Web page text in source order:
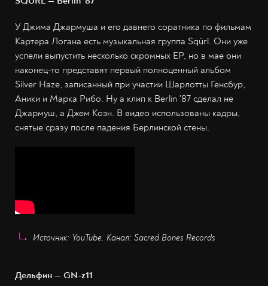
У Джима Джармуша и его давнего соратника по фильмам
Картера Логана есть музыкальная группа Sqürl. Они уже
успели выпустить несколько скромных EP, но в мае они
наконец-то представят первый полноценный альбом
Silver Haze, записанный при участии Шарлотты Генсбур,
Аники и Марка Рибо. Ну а клип к Berlin '87 сделал не
Джармуш, а Джем Коэн. В видео использованы кадры,
снятые сразу после падения Берлинской стены.
Источник: YouTube. Канал: Sacred Bones Records
Дельфин — GN-z11